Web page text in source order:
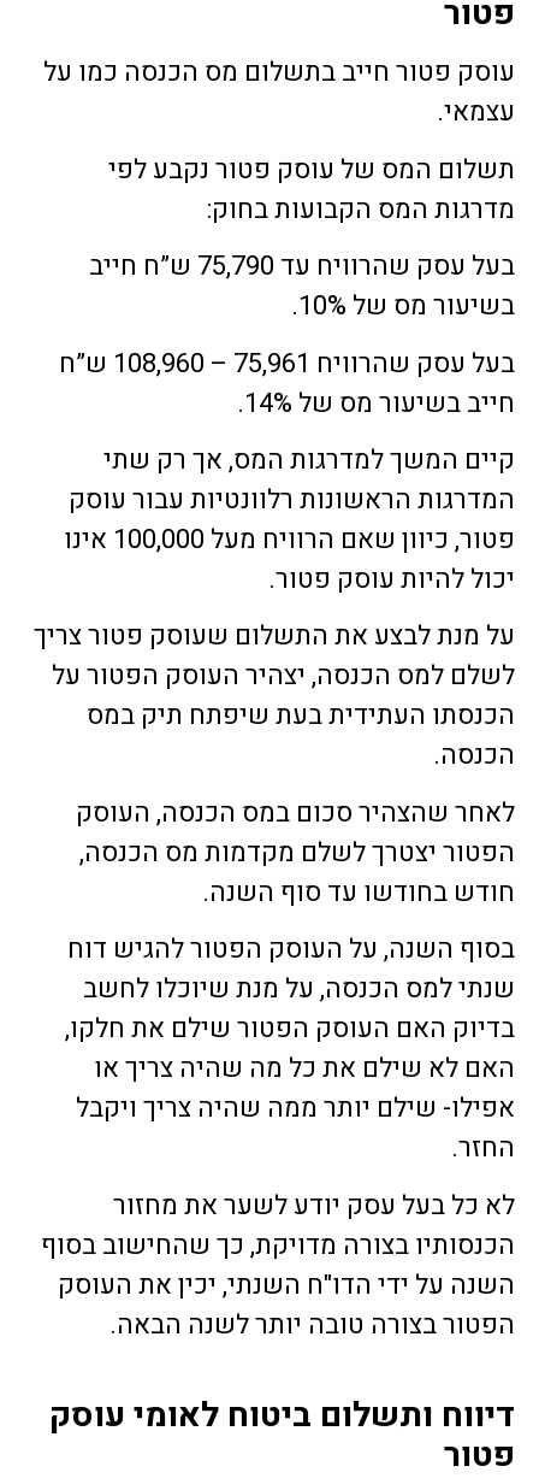
פטור
עוסק פטור חייב בתשלום מס הכנסה כמו על
עצמאי.
תשלום המס של עוסק פטור נקבע לפי
מדרגות המס הקבועות בחוק:
בעל עסק שהרוויח עד 75,790 ש”ח חייב
בשיעור מס של 10%.
בעל עסק שהרוויח 75,961 – 108,960 ש”ח
חייב בשיעור מס של 14%.
קיים המשך למדרגות המס, אך רק שתי
המדרגות הראשונות רלוונטיות עבור עוסק
פטור, כיוון שאם הרוויח מעל 100,000 אינו
יכול להיות עוסק פטור.
על מנת לבצע את התשלום שעוסק פטור צריך
לשלם למס הכנסה, יצהיר העוסק הפטור על
הכנסתו העתידית בעת שיפתח תיק במס
הכנסה.
לאחר שהצהיר סכום במס הכנסה, העוסק
הפטור יצטרך לשלם מקדמות מס הכנסה,
חודש בחודשו עד סוף השנה.
בסוף השנה, על העוסק הפטור להגיש דוח
שנתי למס הכנסה, על מנת שיוכלו לחשב
בדיוק האם העוסק הפטור שילם את חלקו,
האם לא שילם את כל מה שהיה צריך או
אפילו- שילם יותר ממה שהיה צריך ויקבל
החזר.
לא כל בעל עסק יודע לשער את מחזור
הכנסותיו בצורה מדויקת, כך שהחישוב בסוף
השנה על ידי הדו"ח השנתי, יכין את העוסק
הפטור בצורה טובה יותר לשנה הבאה.
דיווח ותשלום ביטוח לאומי עוסק
פטור